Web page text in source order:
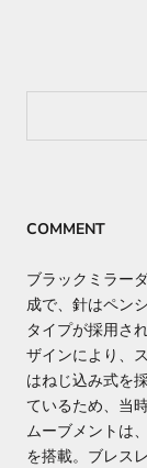
COMMENT
ブラックミラー
成で、針はペン
タイプが採用さ
ザインにより、
はねじ込み式を
ているため、当
ムーブメントは
を搭載。ブレス